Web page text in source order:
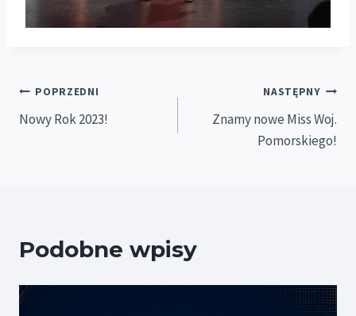
Nawigacja
wpisu
POPRZEDNI
Nowy Rok 2023!
NASTĘPNY
Znamy nowe Miss Woj.
Pomorskiego!
Podobne wpisy